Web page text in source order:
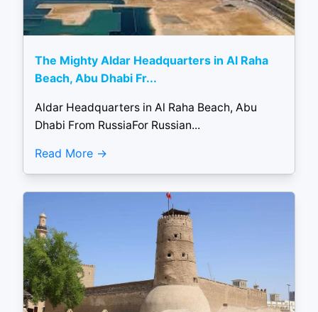
The Mighty Aldar Headquarters in Al Raha
Beach, Abu Dhabi Fr...
Aldar Headquarters in Al Raha Beach, Abu
Dhabi From RussiaFor Russian...
Read More